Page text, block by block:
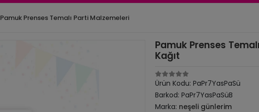
Pamuk Prenses Temalı Parti Malzemeleri
Pamuk Prenses
Kağıt
Ürün Kodu: PaPr7YasPaSü
Barkod: PaPr7YasPaSüB
Marka: neşeli günlerim